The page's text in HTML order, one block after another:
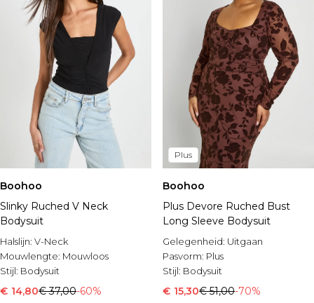
Boohoo
Slinky Ruched V Neck
Bodysuit
Halslijn: V-Neck
Mouwlengte: Mouwloos
Stijl: Bodysuit
€ 14,80€ 37,00-60%
Plus
Boohoo
Plus Devore Ruched Bust
Long Sleeve Bodysuit
Gelegenheid: Uitgaan
Pasvorm: Plus
Stijl: Bodysuit
€ 15,30€ 51,00-70%